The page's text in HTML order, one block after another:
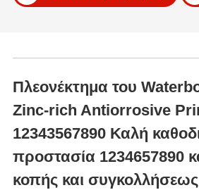
Πλεονέκτημα του
Zinc-rich Antiorrosive
12343567890 Καλή
προστασία 1234657890
κοπής και συγκολλήσεως